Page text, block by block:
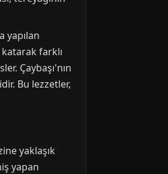
yapılan
farklı
Çaybaşı'nın
Bu lezzetler,
yaklaşık
yapan